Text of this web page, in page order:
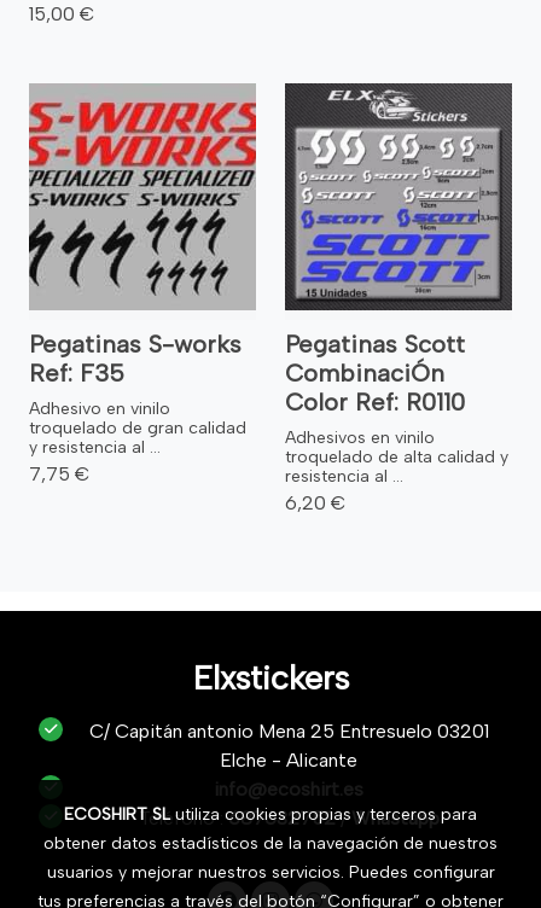
15,00 €
Pegatinas S-works
Ref: F35
Adhesivo en vinilo
troquelado de gran calidad
y resistencia al ...
7,75 €
Pegatinas Scott
CombinaciÓn
Color Ref: R0110
Adhesivos en vinilo
troquelado de alta calidad y
resistencia al ...
6,20 €
Elxstickers
C/ Capitán antonio Mena 25 Entresuelo 03201
Elche - Alicante
info@ecoshirt.es
Teléfono :687632752/Whastapp
ECOSHIRT SLutiliza cookies propias y terceros para
obtener datos estadísticos de la navegación de nuestros
usuarios y mejorar nuestros servicios. Puedes configurar
tus preferencias a través del botón “Configurar” o obtener